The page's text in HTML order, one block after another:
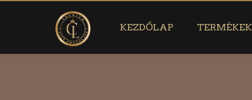
KEZDŐLAP TERMÉKEK